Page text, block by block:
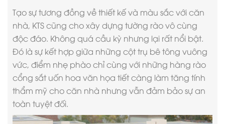
Tạo sự tương đồng về thiết kế và màu sắc với căn
nhà, KTS cũng cho xây dựng tường rào vô cùng
độc đáo. Không quá cầu kỳ nhưng lại rất nổi bật.
Đó là sự kết hợp giữa những cột trụ bê tông vuông
vức, điểm nhẹ phào chỉ cùng với những hàng rào
cổng sắt uốn hoa văn họa tiết càng làm tăng tính
thẩm mỹ cho căn nhà nhưng vẫn đảm bảo sự an
toàn tuyệt đối.